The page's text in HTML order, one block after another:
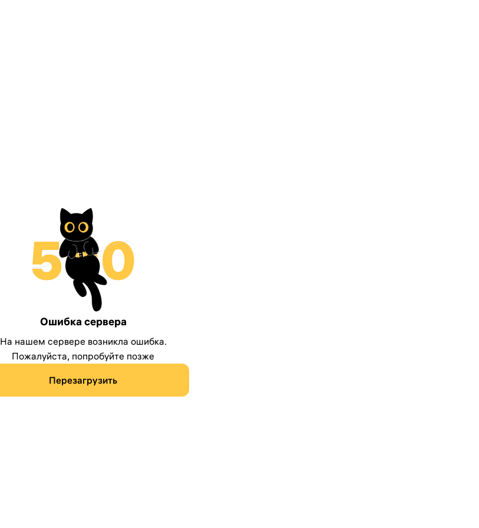
Ошибка сервера
На нашем сервере возникла ошибка.
Пожалуйста, попробуйте позже
Перезагрузить